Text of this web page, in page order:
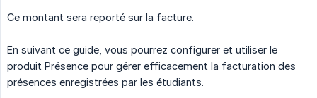
Ce montant sera reporté sur la facture.
En suivant ce guide, vous pourrez configurer et utiliser le
produit Présence pour gérer efficacement la facturation des
présences enregistrées par les étudiants.